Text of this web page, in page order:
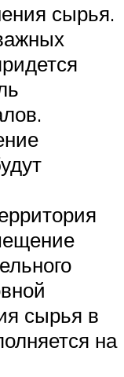
сырья.
сырья в
на